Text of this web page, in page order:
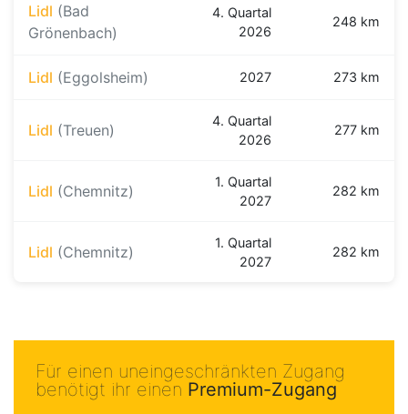
Lidl (Bad
Grönenbach)
4. Quartal
2026
248 km
Lidl (Eggolsheim) 2027 273 km
Lidl (Treuen)
4. Quartal
2026
277 km
Lidl (Chemnitz)
1. Quartal
2027
282 km
Lidl (Chemnitz)
1. Quartal
2027
282 km
Für einen uneingeschränkten Zugang
benötigt ihr einen Premium-Zugang